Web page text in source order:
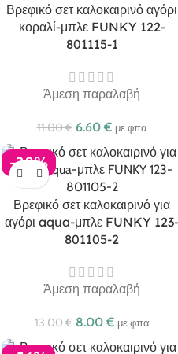
Βρεφικό σετ καλοκαιρινό αγόρι
κοραλί-μπλε FUNKY 122-
801115-1
Άμεση παραλαβή
11.00€ 6.60 € με φπα
-38%
Βρεφικό σετ καλοκαιρινό για
αγόρι aqua-μπλε FUNKY 123-
801105-2
Άμεση παραλαβή
13.00€ 8.00 € με φπα